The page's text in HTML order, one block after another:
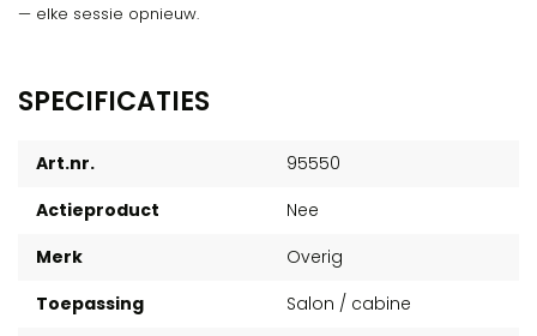
— elke sessie opnieuw.
SPECIFICATIES
Art.nr.
95550
Actieproduct
Nee
Merk
Overig
Toepassing
Salon / cabine